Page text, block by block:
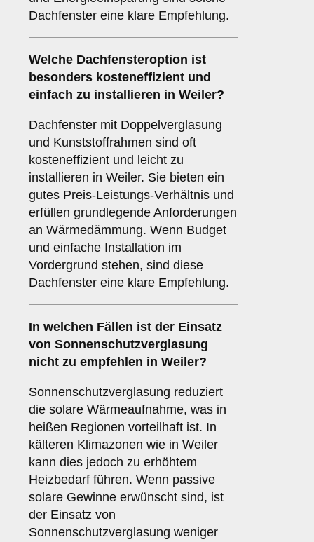
Dachfenster eine klare Empfehlung.
Welche Dachfensteroption ist
besonders kosteneffizient und
einfach zu installieren in Weiler?
Dachfenster mit Doppelverglasung
und Kunststoffrahmen sind oft
kosteneffizient und leicht zu
installieren in Weiler. Sie bieten ein
gutes Preis-Leistungs-Verhältnis und
erfüllen grundlegende Anforderungen
an Wärmedämmung. Wenn Budget
und einfache Installation im
Vordergrund stehen, sind diese
Dachfenster eine klare Empfehlung.
In welchen Fällen ist der Einsatz
von Sonnenschutzverglasung
nicht zu empfehlen in Weiler?
Sonnenschutzverglasung reduziert
die solare Wärmeaufnahme, was in
heißen Regionen vorteilhaft ist. In
kälteren Klimazonen wie in Weiler
kann dies jedoch zu erhöhtem
Heizbedarf führen. Wenn passive
solare Gewinne erwünscht sind, ist
der Einsatz von
Sonnenschutzverglasung weniger